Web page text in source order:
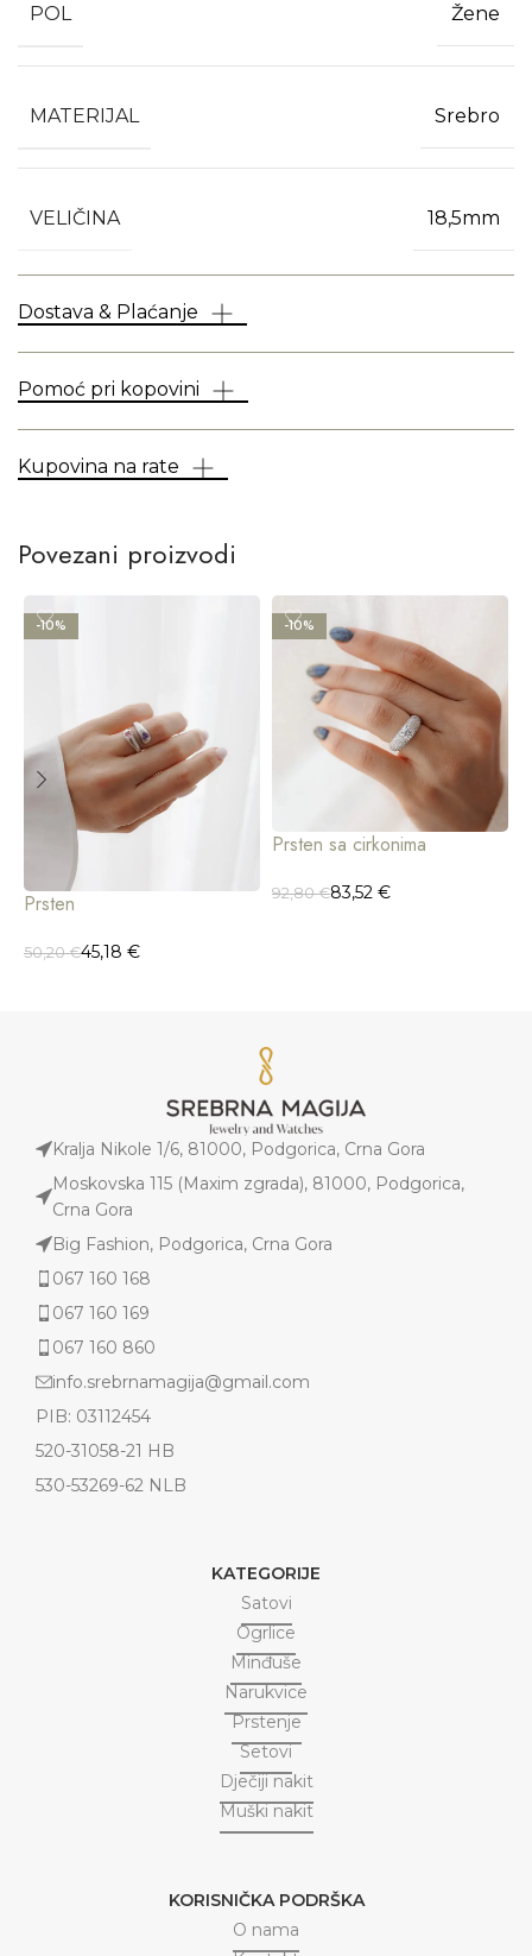
POL Žene
MATERIJAL Srebro
VELIČINA 18,5mm
Dostava & Plaćanje
Pomoć pri kopovini
Kupovina na rate
Povezani proizvodi
-10%
Prsten
50,20€45,18 €
-10%
Prsten sa cirkonima
92,80€83,52 €
Kralja Nikole 1/6, 81000, Podgorica, Crna Gora
Moskovska 115 (Maxim zgrada), 81000, Podgorica,
Crna Gora
Big Fashion, Podgorica, Crna Gora
067 160 168
067 160 169
067 160 860
info.srebrnamagija@gmail.com
PIB: 03112454
520-31058-21 HB
530-53269-62 NLB
KATEGORIJE
Satovi
Ogrlice
Minđuše
Narukvice
Prstenje
Setovi
Dječiji nakit
Muški nakit
KORISNIČKA PODRŠKA
O nama